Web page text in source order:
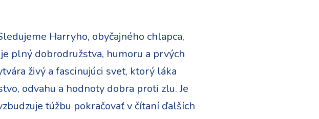
Harryho, obyčajného chlapca,
plný dobrodružstva, humoru a prvých
živý a fascinujúci svet, ktorý láka
odvahu a hodnoty dobra proti zlu. Je
túžbu pokračovať v čítaní ďalších